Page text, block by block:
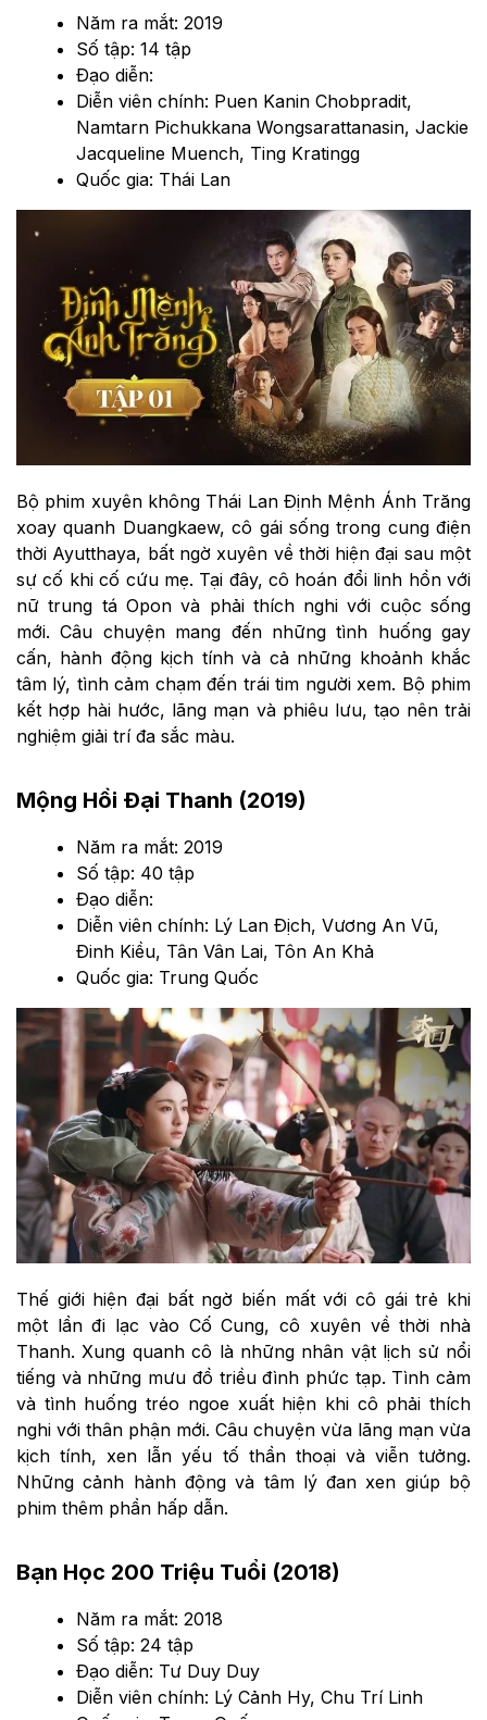
Năm ra mắt: 2019
Số tập: 14 tập
Đạo diễn:
Diễn viên chính: Puen Kanin Chobpradit,
Namtarn Pichukkana Wongsarattanasin, Jackie
Jacqueline Muench, Ting Kratingg
Quốc gia: Thái Lan
Bộ phim xuyên không Thái Lan Định Mệnh Ánh Trăng
xoay quanh Duangkaew, cô gái sống trong cung điện
thời Ayutthaya, bất ngờ xuyên về thời hiện đại sau một
sự cố khi cố cứu mẹ. Tại đây, cô hoán đổi linh hồn với
nữ trung tá Opon và phải thích nghi với cuộc sống
mới. Câu chuyện mang đến những tình huống gay
cấn, hành động kịch tính và cả những khoảnh khắc
tâm lý, tình cảm chạm đến trái tim người xem. Bộ phim
kết hợp hài hước, lãng mạn và phiêu lưu, tạo nên trải
nghiệm giải trí đa sắc màu.
Mộng Hồi Đại Thanh (2019)
Năm ra mắt: 2019
Số tập: 40 tập
Đạo diễn:
Diễn viên chính: Lý Lan Địch, Vương An Vũ,
Đinh Kiều, Tân Vân Lai, Tôn An Khả
Quốc gia: Trung Quốc
Thế giới hiện đại bất ngờ biến mất với cô gái trẻ khi
một lần đi lạc vào Cố Cung, cô xuyên về thời nhà
Thanh. Xung quanh cô là những nhân vật lịch sử nổi
tiếng và những mưu đồ triều đình phức tạp. Tình cảm
và tình huống tréo ngoe xuất hiện khi cô phải thích
nghi với thân phận mới. Câu chuyện vừa lãng mạn vừa
kịch tính, xen lẫn yếu tố thần thoại và viễn tưởng.
Những cảnh hành động và tâm lý đan xen giúp bộ
phim thêm phần hấp dẫn.
Bạn Học 200 Triệu Tuổi (2018)
Năm ra mắt: 2018
Số tập: 24 tập
Đạo diễn: Tư Duy Duy
Diễn viên chính: Lý Cảnh Hy, Chu Trí Linh